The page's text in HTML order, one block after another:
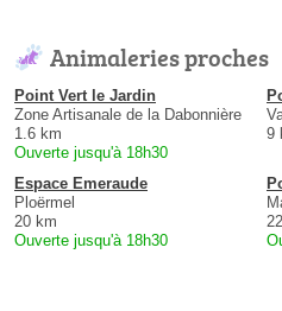
Animaleries proches
Point Vert le Jardin
Zone Artisanale de la Dabonnière
1.6 km
Ouverte jusqu'à 18h30
9
Espace Emeraude
Ploërmel
20 km
Ouverte jusqu'à 18h30